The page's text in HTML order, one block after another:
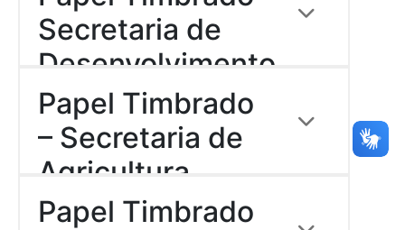
Urbanos
Secretaria de
Desenvolvimento
Econômico
Download
Papel Timbrado
– Secretaria de
Agricultura,
Abastecimento e
Download
Papel Timbrado